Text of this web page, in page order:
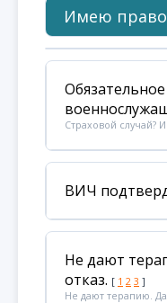
Имею право
Страховой случай?
ВИЧ
Не дают
отказ. [ 1 2 3 ]
Не дают терапию.